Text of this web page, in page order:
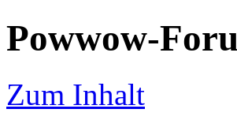
Powwow-
Zum Inhalt